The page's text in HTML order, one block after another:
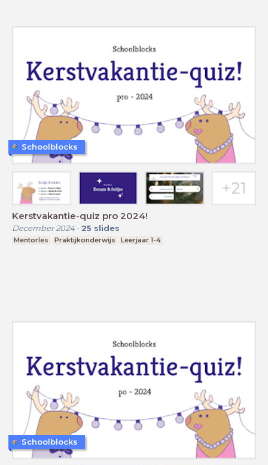
Kerstvakantie-quiz pro 2024!
December 2024- 25 slides
Mentorles Praktijkonderwijs Leerjaar 1-4
Schoolblocks
Schoolblocks